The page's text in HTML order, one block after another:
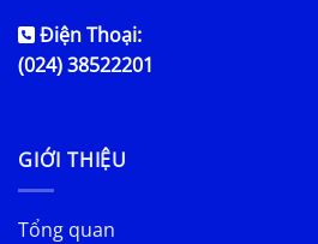
Điện Thoại:
(024) 38522201
GIỚI THIỆU
Tổng quan